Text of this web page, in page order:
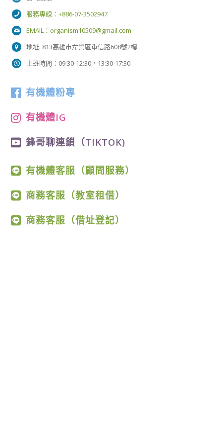
服務專線：+886-07-3502947
EMAIL： organism10509@gmail.com
地址: 813高雄市左營區重信路608號2樓
上班時間：09:30-12:30，13:30-17:30
有機體粉專
有機體IG
鋒哥聊連鎖（TIKTOK)
有機體客服（顧問服務）
商務客服（教室租借）
商務客服（借址登記）